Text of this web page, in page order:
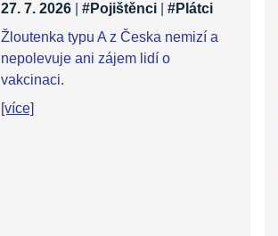
27. 7. 2026 #Pojištěnci
#Plátci
Žloutenka typu A z Česka nemizí a
nepolevuje ani zájem lidí o
vakcinaci.
[více]